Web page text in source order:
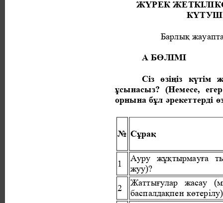
ЖҮРЕК
Барлық
А БӨЛІМІ
Сіз өзіңіз
ұсынасыз?
(Немесе,
орнына бұл әрекеттерді
№ Сұрақ
1
Ауру жұқтырмауға
жуу)?
2
Жаттығулар жасау
баспалдақпен